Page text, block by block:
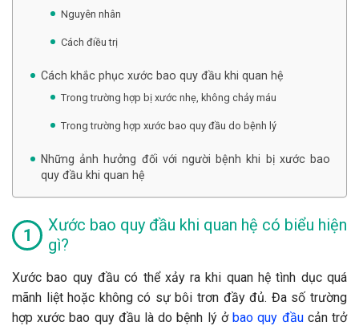
Nguyên nhân
Cách điều trị
Cách khắc phục xước bao quy đầu khi quan hệ
Trong trường hợp bị xước nhẹ, không chảy máu
Trong trường hợp xước bao quy đầu do bệnh lý
Những ảnh hưởng đối với người bệnh khi bị xước bao
quy đầu khi quan hệ
Xước bao quy đầu khi quan hệ có biểu hiện
gì?
Xước bao quy đầu có thể xảy ra khi quan hệ tình dục quá
mãnh liệt hoặc không có sự bôi trơn đầy đủ. Đa số trường
hợp xước bao quy đầu là do bệnh lý ởbao quy đầucản trở